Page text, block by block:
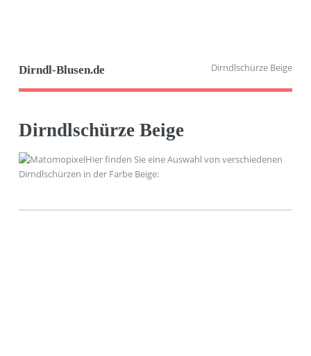
Dirndl-Blusen.de Dirndlschürze Beige
Dirndlschürze Beige
Hier finden Sie eine Auswahl von verschiedenen
Dirndlschürzen in der Farbe Beige: